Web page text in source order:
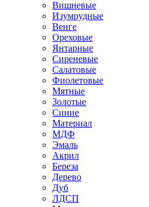
Вишневые
Изумрудные
Венге
Ореховые
Янтарные
Сиреневые
Салатовые
Фиолетовые
Мятные
Золотые
Синие
Материал
МДФ
Эмаль
Акрил
Береза
Дерево
Дуб
ЛДСП